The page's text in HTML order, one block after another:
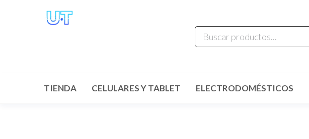
TIENDA CELULARES Y TABLET ELECTRODOMÉSTICOS